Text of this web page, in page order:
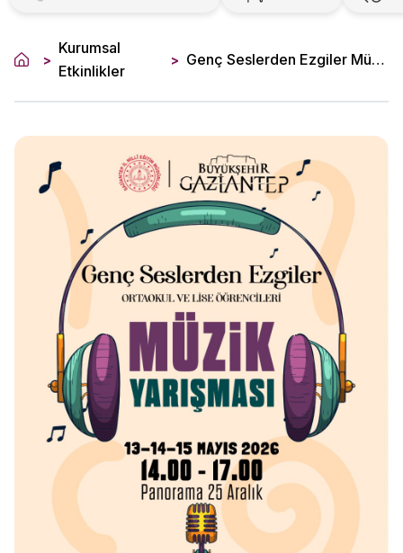
>
Kurumsal
Etkinlikler
> Genç Seslerden Ezgiler Müzik Yarışması